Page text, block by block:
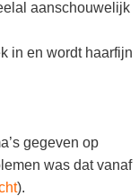
aanschouwelijk
in en wordt haarfijn
gegeven op
was dat vanaf
).